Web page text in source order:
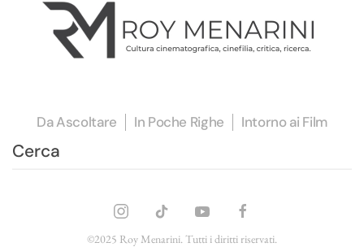
Da Ascoltare In Poche Righe Intorno ai Film
©2025 Roy Menarini. Tutti i diritti riservati.